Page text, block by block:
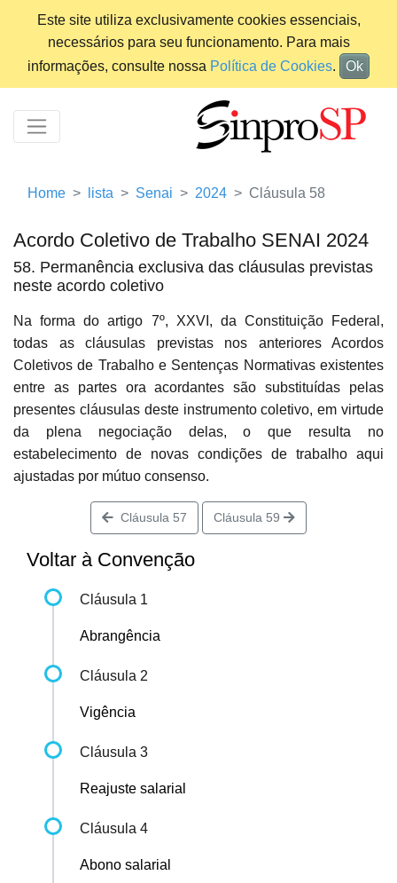
Este site utiliza exclusivamente cookies essenciais,
necessários para seu funcionamento. Para mais
informações, consulte nossa Política de Cookies. Ok
Home lista Senai 2024 Cláusula 58
Acordo Coletivo de Trabalho SENAI 2024
58. Permanência exclusiva das cláusulas previstas
neste acordo coletivo
Na forma do artigo 7º, XXVI, da Constituição Federal,
todas as cláusulas previstas nos anteriores Acordos
Coletivos de Trabalho e Sentenças Normativas existentes
entre as partes ora acordantes são substituídas pelas
presentes cláusulas deste instrumento coletivo, em virtude
da plena negociação delas, o que resulta no
estabelecimento de novas condições de trabalho aqui
ajustadas por mútuo consenso.
Cláusula 57 Cláusula 59
Voltar à Convenção
Cláusula 1
Abrangência
Cláusula 2
Vigência
Cláusula 3
Reajuste salarial
Cláusula 4
Abono salarial